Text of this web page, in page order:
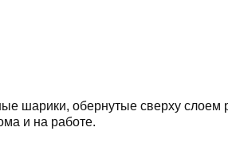
обернутые сверху слоем
и на работе.